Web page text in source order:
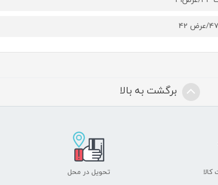
برگشت به بالا
تحویل در محل